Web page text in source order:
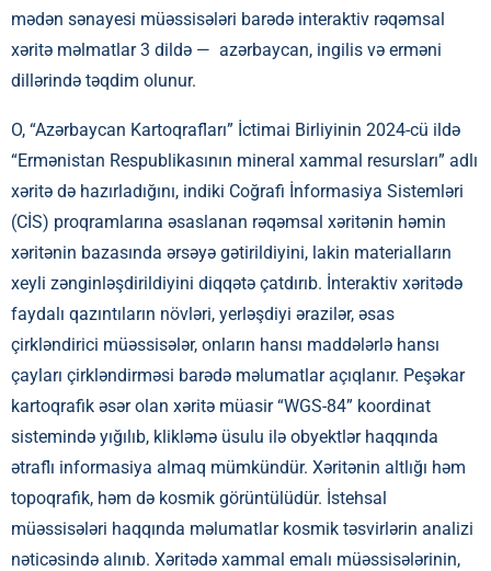
mədən sənayesi müəssisələri barədə interaktiv rəqəmsal
xəritə məlmatlar 3 dildə — azərbaycan, ingilis və erməni
dillərində təqdim olunur.
O, “Azərbaycan Kartoqrafları” İctimai Birliyinin 2024-cü ildə
“Ermənistan Respublikasının mineral xammal resursları” adlı
xəritə də hazırladığını, indiki Coğrafi İnformasiya Sistemləri
(CİS) proqramlarına əsaslanan rəqəmsal xəritənin həmin
xəritənin bazasında ərsəyə gətirildiyini, lakin materialların
xeyli zənginləşdirildiyini diqqətə çatdırıb. İnteraktiv xəritədə
faydalı qazıntıların növləri, yerləşdiyi ərazilər, əsas
çirkləndirici müəssisələr, onların hansı maddələrlə hansı
çayları çirkləndirməsi barədə məlumatlar açıqlanır. Peşəkar
kartoqrafik əsər olan xəritə müasir “WGS-84” koordinat
sistemində yığılıb, klikləmə üsulu ilə obyektlər haqqında
ətraflı informasiya almaq mümkündür. Xəritənin altlığı həm
topoqrafik, həm də kosmik görüntülüdür. İstehsal
müəssisələri haqqında məlumatlar kosmik təsvirlərin analizi
nəticəsində alınıb. Xəritədə xammal emalı müəssisələrinin,